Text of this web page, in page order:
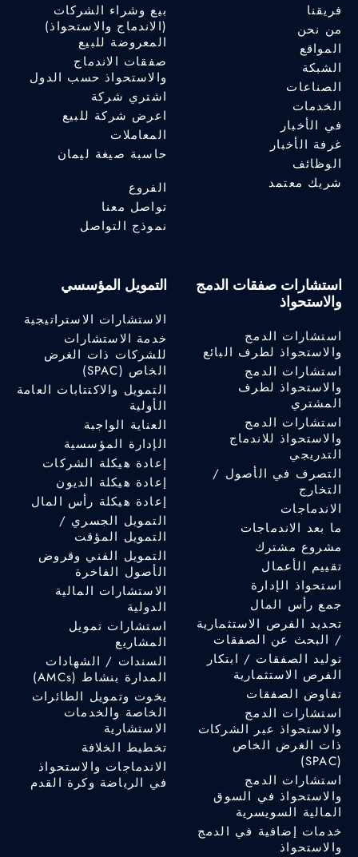
فريقنا
من نحن
المواقع
الشبكة
الصناعات
الخدمات
في الأخبار
غرفة الأخبار
الوظائف
شريك معتمد
بيع وشراء الشركات
(الاندماج والاستحواذ)
المعروضة للبيع
صفقات الاندماج
والاستحواذ حسب الدول
اشتري شركة
اعرض شركة للبيع
المعاملات
حاسبة صيغة ليمان
الفروع
تواصل معنا
نموذج التواصل
استشارات صفقات الدمج
والاستحواذ
استشارات الدمج
والاستحواذ لطرف البائع
استشارات الدمج
والاستحواذ لطرف
المشتري
استشارات الدمج
والاستحواذ للاندماج
التدريجي
التصرف في الأصول /
التخارج
الاندماجات
ما بعد الاندماجات
مشروع مشترك
تقييم الأعمال
استحواذ الإدارة
جمع رأس المال
تحديد الفرص الاستثمارية
/ البحث عن الصفقات
توليد الصفقات / ابتكار
الفرص الاستثمارية
تفاوض الصفقات
استشارات الدمج
والاستحواذ عبر الشركات
ذات الغرض الخاص
(SPAC)
استشارات الدمج
والاستحواذ في السوق
المالية السويسرية
خدمات إضافية في الدمج
والاستحواذ
التمويل المؤسسي
الاستشارات الاستراتيجية
خدمة الاستشارات
للشركات ذات الغرض
الخاص (SPAC)
التمويل والاكتتابات العامة
الأولية
العناية الواجبة
الإدارة المؤسسية
إعادة هيكلة الشركات
إعادة هيكلة الديون
إعادة هيكلة رأس المال
التمويل الجسري /
التمويل المؤقت
التمويل الفني وقروض
الأصول الفاخرة
الاستشارات المالية
الدولية
استشارات تمويل
المشاريع
السندات / الشهادات
المدارة بنشاط (AMCs)
يخوت وتمويل الطائرات
الخاصة والخدمات
الاستشارية
تخطيط الخلافة
الاندماجات والاستحواذ
في الرياضة وكرة القدم